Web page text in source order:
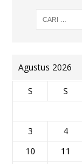
Agustus 2026
S S
3
4
10
11